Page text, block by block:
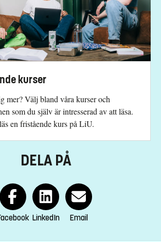
kurser
mer? Välj bland våra kurser och
som du själv är intresserad av att läsa.
en fristående kurs på LiU.
DELA PÅ
LinkedIn Email